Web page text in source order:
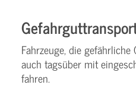
Fahrzeuge, die
auch tagsüber mit
fahren.